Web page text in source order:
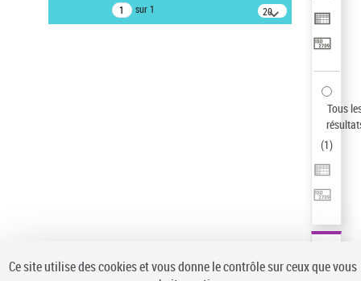
Type de notice d'autorité
sur 1
20
résultats/page
Tous
(1)
Ce site utilise des cookies et vous donne le contrôle sur ceux que vous